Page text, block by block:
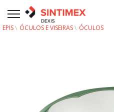
EPIS ÓCULOS E VISEIRAS ÓCULOS